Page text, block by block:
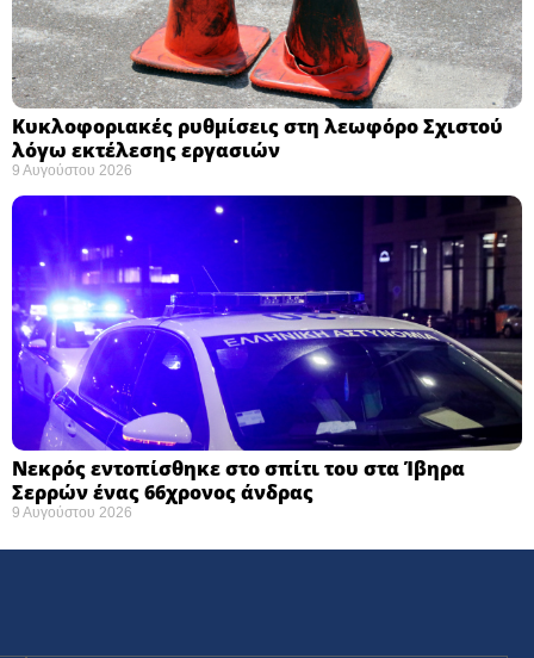
Κυκλοφοριακές ρυθμίσεις στη λεωφόρο Σχιστού
λόγω εκτέλεσης εργασιών
9 Αυγούστου 2026
Νεκρός εντοπίσθηκε στο σπίτι του στα Ίβηρα
Σερρών ένας 66χρονος άνδρας
9 Αυγούστου 2026